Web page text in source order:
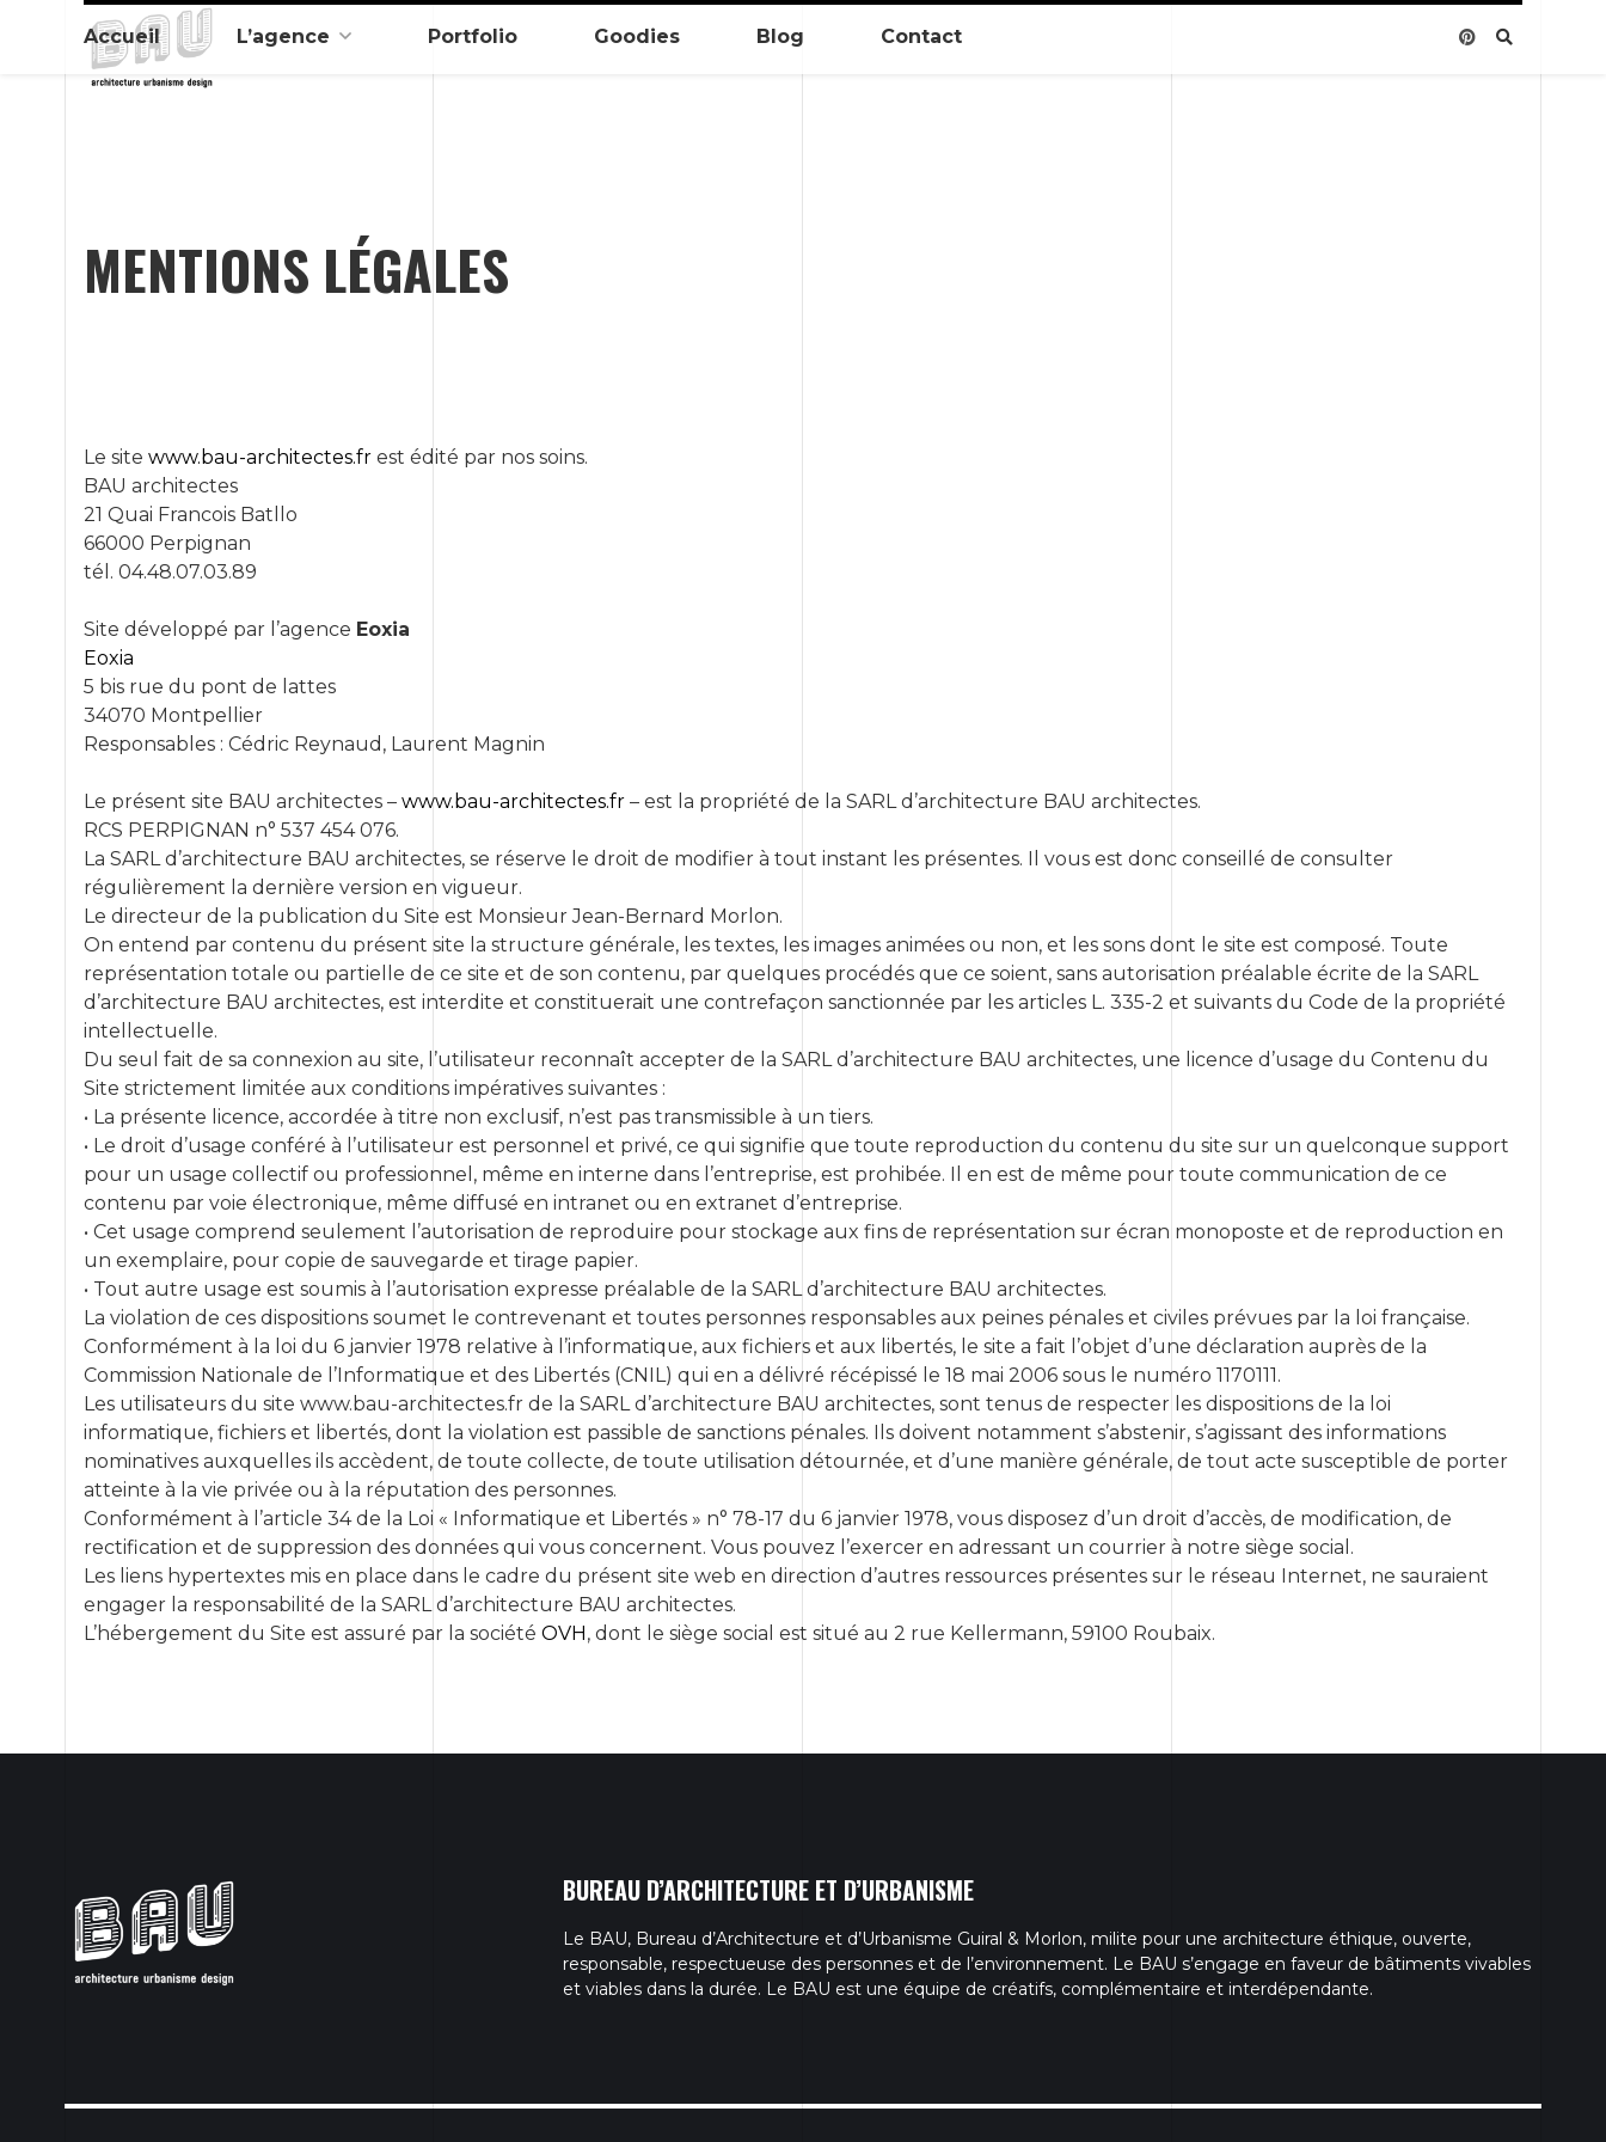
contenu
Accueil L’agence Portfolio Goodies Blog Contact
MENTIONS LÉGALES
Le site www.bau-architectes.frest édité par nos soins.
BAU architectes
21 Quai Francois Batllo
66000 Perpignan
tél. 04.48.07.03.89
Site développé par l’agence Eoxia
Eoxia
5 bis rue du pont de lattes
34070 Montpellier
Responsables : Cédric Reynaud, Laurent Magnin
Le présent site BAU architectes – www.bau-architectes.fr– est la propriété de la SARL d’architecture BAU architectes.
RCS PERPIGNAN n° 537 454 076.
La SARL d’architecture BAU architectes, se réserve le droit de modifier à tout instant les présentes. Il vous est donc conseillé de consulter
régulièrement la dernière version en vigueur.
Le directeur de la publication du Site est Monsieur Jean-Bernard Morlon.
On entend par contenu du présent site la structure générale, les textes, les images animées ou non, et les sons dont le site est composé. Toute
représentation totale ou partielle de ce site et de son contenu, par quelques procédés que ce soient, sans autorisation préalable écrite de la SARL
d’architecture BAU architectes, est interdite et constituerait une contrefaçon sanctionnée par les articles L. 335-2 et suivants du Code de la propriété
intellectuelle.
Du seul fait de sa connexion au site, l’utilisateur reconnaît accepter de la SARL d’architecture BAU architectes, une licence d’usage du Contenu du
Site strictement limitée aux conditions impératives suivantes :
• La présente licence, accordée à titre non exclusif, n’est pas transmissible à un tiers.
• Le droit d’usage conféré à l’utilisateur est personnel et privé, ce qui signifie que toute reproduction du contenu du site sur un quelconque support
pour un usage collectif ou professionnel, même en interne dans l’entreprise, est prohibée. Il en est de même pour toute communication de ce
contenu par voie électronique, même diffusé en intranet ou en extranet d’entreprise.
• Cet usage comprend seulement l’autorisation de reproduire pour stockage aux fins de représentation sur écran monoposte et de reproduction en
un exemplaire, pour copie de sauvegarde et tirage papier.
• Tout autre usage est soumis à l’autorisation expresse préalable de la SARL d’architecture BAU architectes.
La violation de ces dispositions soumet le contrevenant et toutes personnes responsables aux peines pénales et civiles prévues par la loi française.
Conformément à la loi du 6 janvier 1978 relative à l’informatique, aux fichiers et aux libertés, le site a fait l’objet d’une déclaration auprès de la
Commission Nationale de l’Informatique et des Libertés (CNIL) qui en a délivré récépissé le 18 mai 2006 sous le numéro 1170111.
Les utilisateurs du site www.bau-architectes.fr de la SARL d’architecture BAU architectes, sont tenus de respecter les dispositions de la loi
informatique, fichiers et libertés, dont la violation est passible de sanctions pénales. Ils doivent notamment s’abstenir, s’agissant des informations
nominatives auxquelles ils accèdent, de toute collecte, de toute utilisation détournée, et d’une manière générale, de tout acte susceptible de porter
atteinte à la vie privée ou à la réputation des personnes.
Conformément à l’article 34 de la Loi « Informatique et Libertés » n° 78-17 du 6 janvier 1978, vous disposez d’un droit d’accès, de modification, de
rectification et de suppression des données qui vous concernent. Vous pouvez l’exercer en adressant un courrier à notre siège social.
Les liens hypertextes mis en place dans le cadre du présent site web en direction d’autres ressources présentes sur le réseau Internet, ne sauraient
engager la responsabilité de la SARL d’architecture BAU architectes.
L’hébergement du Site est assuré par la société OVH, dont le siège social est situé au 2 rue Kellermann, 59100 Roubaix.
BUREAU D’ARCHITECTURE ET D’URBANISME
Le BAU, Bureau d’Architecture et d’Urbanisme Guiral & Morlon, milite pour une architecture éthique, ouverte,
responsable, respectueuse des personnes et de l’environnement. Le BAU s’engage en faveur de bâtiments vivables
et viables dans la durée. Le BAU est une équipe de créatifs, complémentaire et interdépendante.
ACCUEIL
L’AGENCE
Présentation de l’agence
Nos compétences
Evènements
Publications presse
Demander un devis
PORTFOLIO
GOODIES
BLOG
CONTACT